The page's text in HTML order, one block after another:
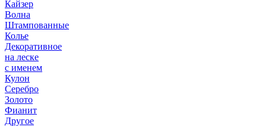
Кайзер
Волна
Штампованные
Колье
Декоративное
на леске
с именем
Кулон
Серебро
Золото
Фианит
Другое